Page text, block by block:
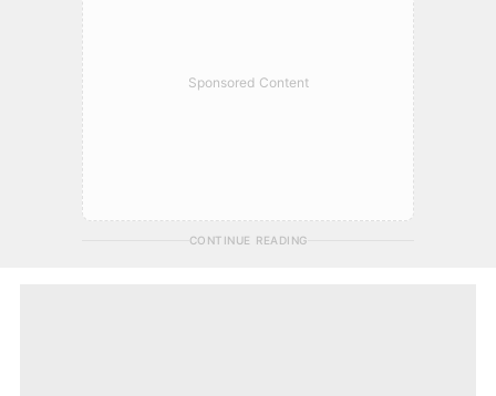
Sponsored Content
CONTINUE READING